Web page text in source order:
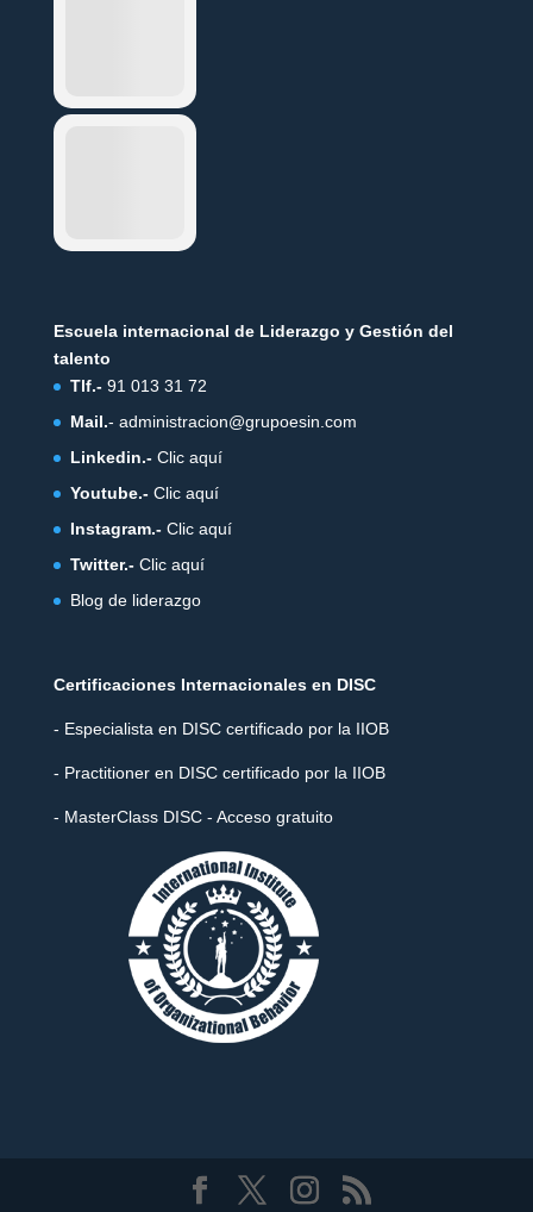
Escuela internacional de Liderazgo y Gestión del
talento
Tlf.-91 013 31 72
Mail.- administracion@grupoesin.com
Linkedin.- Clic aquí
Youtube.- Clic aquí
Instagram.- Clic aquí
Twitter.- Clic aquí
Blog de liderazgo
Certificaciones Internacionales en DISC
- Especialista en DISC certificado por la IIOB
- Practitioner en DISC certificado por la IIOB
- MasterClass DISC - Acceso gratuito